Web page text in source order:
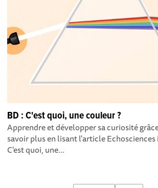
BD : C'est quoi, une couleur ?
Apprendre et développer sa curiosité
savoir plus en lisant l'article Echosciences
C'est quoi, une...